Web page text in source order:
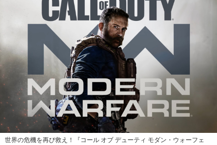
世界の危機を再び救え！『コール オブ デューティ モダン・ウォーフェ